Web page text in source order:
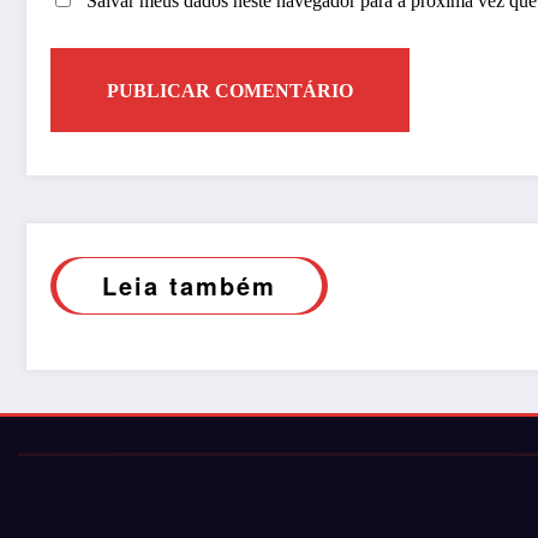
Leia também